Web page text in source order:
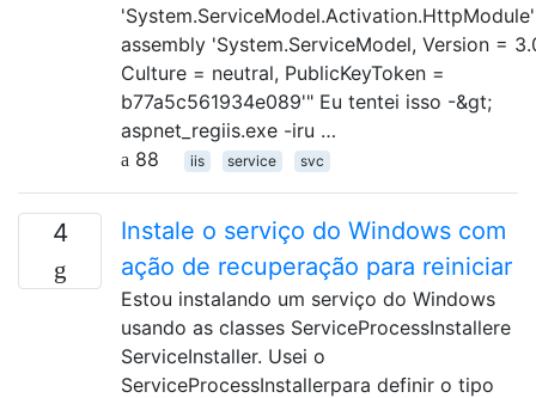
assembly 'System.ServiceModel, Version =
Culture = neutral, PublicKeyToken =
b77a5c561934e089'" Eu tentei isso -&gt;
aspnet_regiis.exe -iru …
88
iis service svc
4
Instale o serviço do Windows com
ação de recuperação para reiniciar
Estou instalando um serviço do Windows
usando as classes ServiceProcessInstallere
ServiceInstaller. Usei o
ServiceProcessInstallerpara definir o tipo